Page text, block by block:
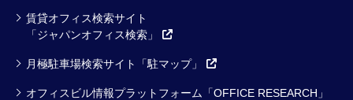
賃貸オフィス検索サイト
「ジャパンオフィス検索」
月極駐車場検索サイト「駐マップ」
オフィスビル情報プラットフォーム「OFFICE RESEARCH」